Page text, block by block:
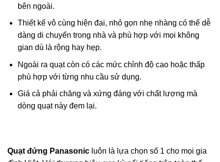
bên ngoài.
Thiết kế vô cùng hiện đại, nhỏ gọn nhẹ nhàng có thể dễ
dàng di chuyển trong nhà và phù hợp với mọi không
gian dù là rộng hay hẹp.
Ngoài ra quạt còn có các mức chỉnh độ cao hoặc thấp
phù hợp với từng nhu cầu sử dụng.
Giá cả phải chăng và xứng đáng với chất lượng mà
dòng quạt này đem lại.
Quạt đứng Panasonic luôn là lựa chọn số 1 cho mọi gia